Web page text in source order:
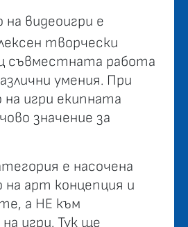
видеоигри е
творчески
съвместната работа
умения. При
игри екипната
значение за
е насочена
арт концепция и
а НЕ към
игри. Тук ще